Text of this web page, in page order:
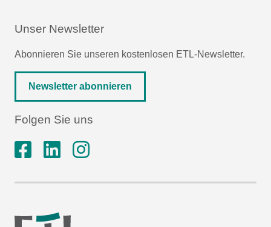
Unser Newsletter
Abonnieren Sie unseren kostenlosen ETL-Newsletter.
Newsletter abonnieren
Folgen Sie uns